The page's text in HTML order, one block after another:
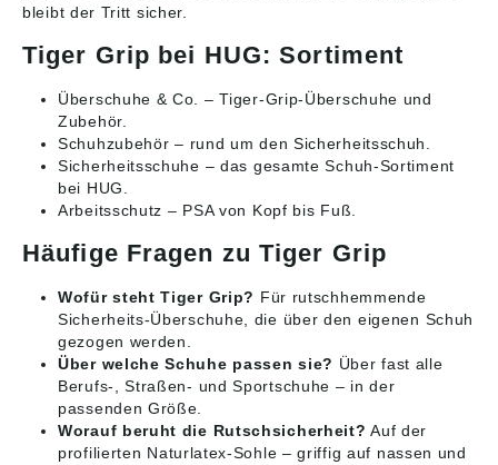
bleibt der Tritt sicher.
Tiger Grip bei HUG: Sortiment
Überschuhe & Co.
– Tiger-Grip-Überschuhe und
Zubehör.
Schuhzubehör – rund um den Sicherheitsschuh.
Sicherheitsschuhe – das gesamte Schuh-Sortiment
bei HUG.
Arbeitsschutz – PSA von Kopf bis Fuß.
Häufige Fragen zu Tiger Grip
Wofür steht Tiger Grip? Für rutschhemmende
Sicherheits-Überschuhe, die über den eigenen Schuh
gezogen werden.
Über welche Schuhe passen sie? Über fast alle
Berufs-, Straßen- und Sportschuhe – in der
passenden Größe.
Worauf beruht die Rutschsicherheit? Auf der
profilierten Naturlatex-Sohle – griffig auf nassen und